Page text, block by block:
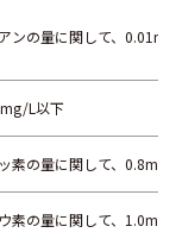
ンの量に関して、
L以下
素の量に関して、0.8mg/
素の量に関して、1.0mg/